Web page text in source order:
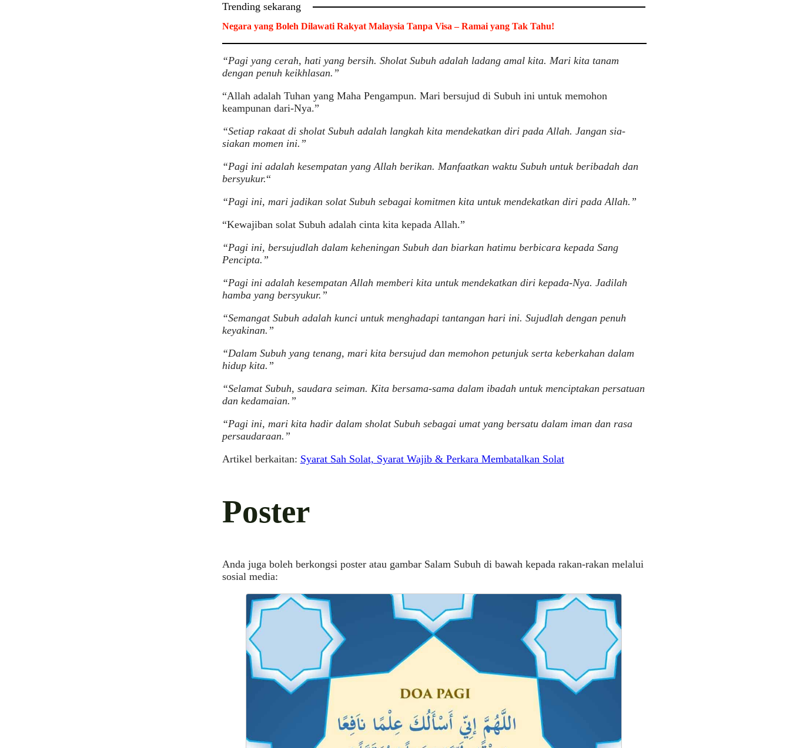
Trending sekarang
Negara yang Boleh Dilawati Rakyat Malaysia Tanpa Visa – Ramai yang Tak Tahu!
“Pagi yang cerah, hati yang bersih. Sholat Subuh adalah ladang amal kita. Mari kita tanam
dengan penuh keikhlasan.”
“Allah adalah Tuhan yang Maha Pengampun. Mari bersujud di Subuh ini untuk memohon
keampunan dari-Nya.”
“Setiap rakaat di sholat Subuh adalah langkah kita mendekatkan diri pada Allah. Jangan sia-
siakan momen ini.”
“Pagi ini adalah kesempatan yang Allah berikan. Manfaatkan waktu Subuh untuk beribadah dan
bersyukur.“
“Pagi ini, mari jadikan solat Subuh sebagai komitmen kita untuk mendekatkan diri pada Allah.”
“Kewajiban solat Subuh adalah cinta kita kepada Allah.”
“Pagi ini, bersujudlah dalam keheningan Subuh dan biarkan hatimu berbicara kepada Sang
Pencipta.”
“Pagi ini adalah kesempatan Allah memberi kita untuk mendekatkan diri kepada-Nya. Jadilah
hamba yang bersyukur.”
“Semangat Subuh adalah kunci untuk menghadapi tantangan hari ini. Sujudlah dengan penuh
keyakinan.”
“Dalam Subuh yang tenang, mari kita bersujud dan memohon petunjuk serta keberkahan dalam
hidup kita.”
“Selamat Subuh, saudara seiman. Kita bersama-sama dalam ibadah untuk menciptakan persatuan
dan kedamaian.”
“Pagi ini, mari kita hadir dalam sholat Subuh sebagai umat yang bersatu dalam iman dan rasa
persaudaraan.”
Artikel berkaitan: Syarat Sah Solat, Syarat Wajib & Perkara Membatalkan Solat
Poster
Anda juga boleh berkongsi poster atau gambar Salam Subuh di bawah kepada rakan-rakan melalui
sosial media: